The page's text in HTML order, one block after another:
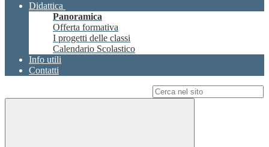
Didattica
Panoramica
Offerta formativa
I progetti delle classi
Calendario Scolastico
Info utili
Contatti